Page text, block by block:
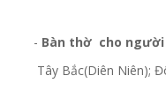
- Bàn thờ cho người
Tây Bắc(Diên Niên);